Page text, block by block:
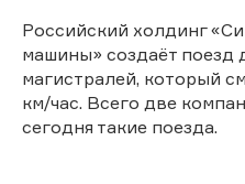
Российский холдинг
машины» создаёт поезд
магистралей, который
км/час. Всего две
сегодня такие поезда.